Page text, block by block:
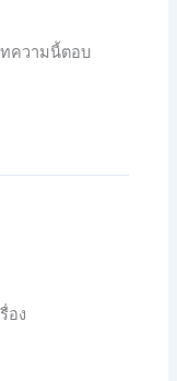
ความนี้ตอบ
อง